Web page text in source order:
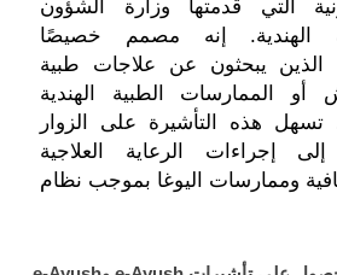
التي قدمتها وزارة الشؤون
الهندية. إنه مصمم خصيصًا
الذين يبحثون عن علاجات طبية
الممارسات الطبية الهندية
تسهل هذه التأشيرة على الزوار
إجراءات الرعاية العلاجية
وممارسات اليوغا بموجب نظام